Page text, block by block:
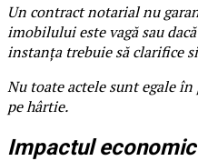
Un contract notarial nu
imobilului este vagă sau
instanța trebuie să clarifice
Nu toate actele sunt egale în
pe hârtie.
Impactul